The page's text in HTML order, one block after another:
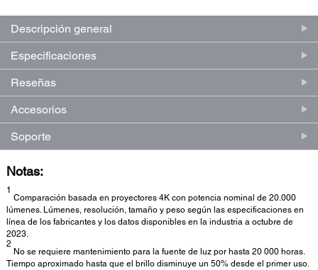
Descripción general
Especificaciones
Reseñas
Accesorios
Soporte
Notas:
1
Comparación basada en proyectores 4K con potencia nominal de 20.000
lúmenes. Lúmenes, resolución, tamaño y peso según las especificaciones en
línea de los fabricantes y los datos disponibles en la industria a octubre de
2023.
2
No se requiere mantenimiento para la fuente de luz por hasta 20 000 horas.
Tiempo aproximado hasta que el brillo disminuye un 50% desde el primer uso.